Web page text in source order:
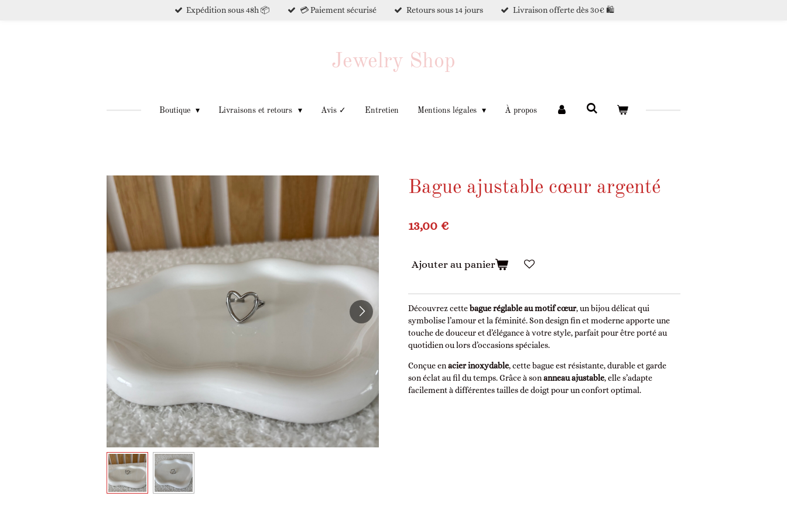
Expédition sous 48h 📦 💳 Paiement sécurisé Retours sous 14 jours Livraison offerte dès 30€ 🛍️
Jewelry Shop
Boutique Livraisons et retours Avis ✓ Entretien Mentions légales À propos
Bague ajustable cœur argenté
13,00 €
Ajouter au panier
Découvrez cettebague réglable au motif cœur, un bijou délicat qui
symbolise l’amour et la féminité. Son design fin et moderne apporte une
touche de douceur et d’élégance à votre style, parfait pour être porté au
quotidien ou lors d’occasions spéciales.
Conçue enacier inoxydable, cette bague est résistante, durable et garde
son éclat au fil du temps. Grâce à sonanneau ajustable, elle s’adapte
facilement à différentes tailles de doigt pour un confort optimal.